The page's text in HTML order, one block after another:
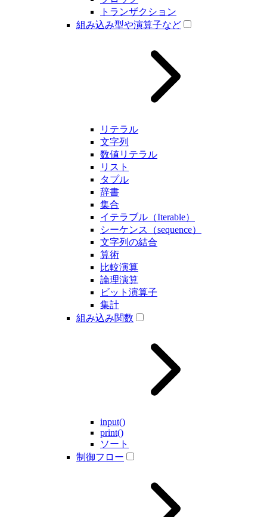
トランザクション
組み込み型や演算子など
リテラル
文字列
数値リテラル
リスト
タプル
辞書
集合
イテラブル（Iterable）
シーケンス（sequence）
文字列の結合
算術
比較演算
論理演算
ビット演算子
集計
組み込み関数
input()
print()
ソート
制御フロー